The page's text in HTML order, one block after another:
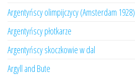
Argentyńscy olimpijczycy (Amsterdam 1928)
Argentyńscy płotkarze
Argentyńscy skoczkowie w dal
Argyll and Bute